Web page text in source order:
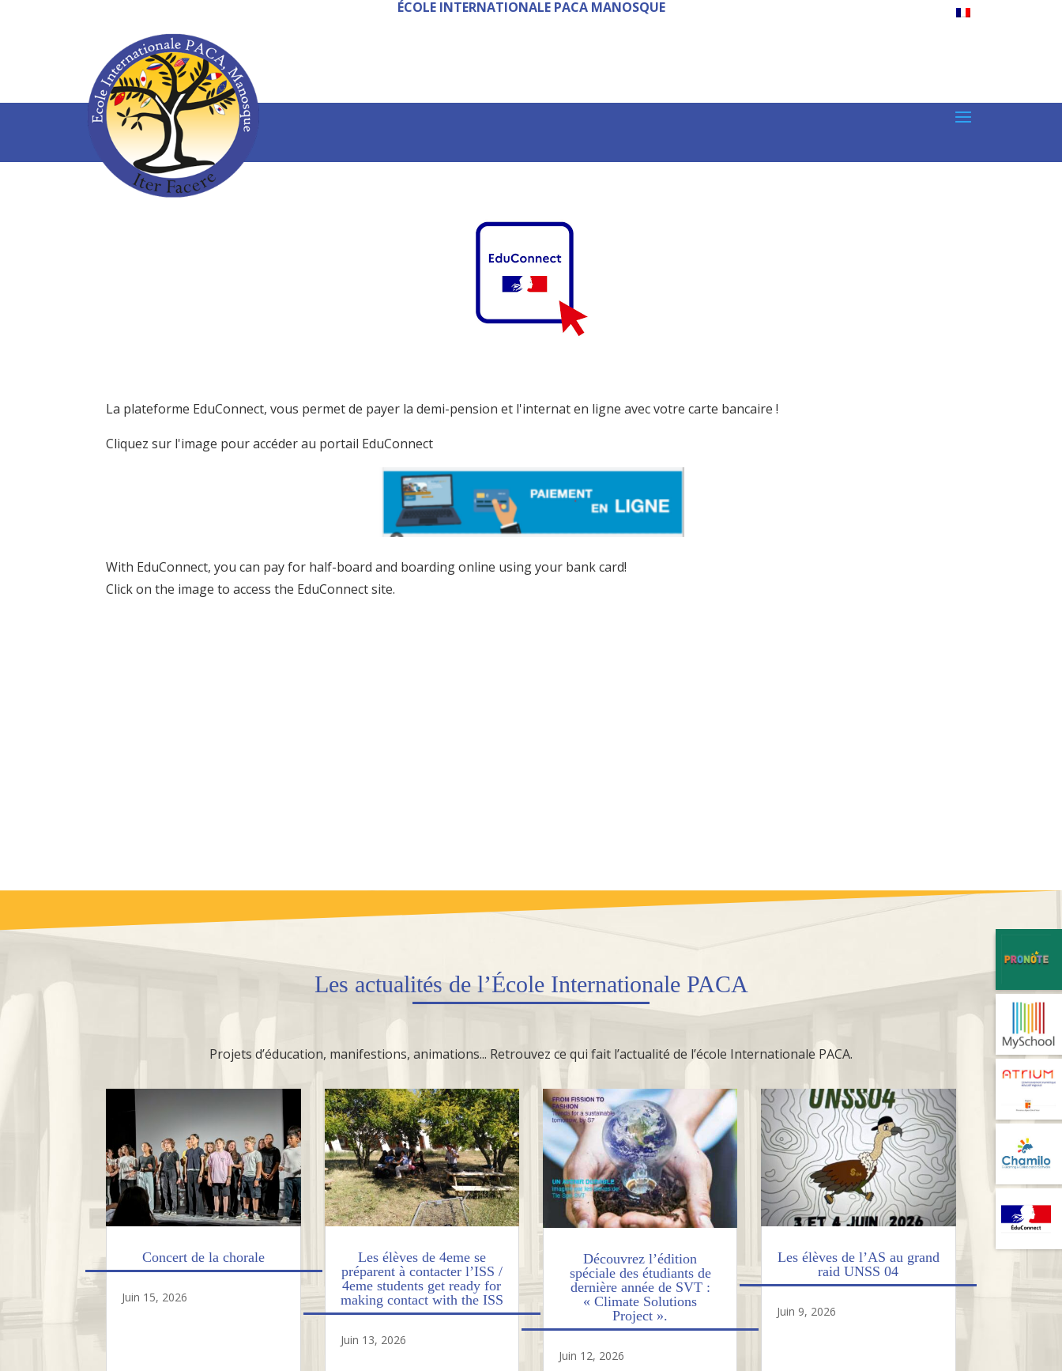
ÉCOLE INTERNATIONALE PACA MANOSQUE
La plateforme EduConnect, vous permet de payer la demi-pension et l'internat en ligne avec votre carte bancaire !
Cliquez sur l'image pour accéder au portail EduConnect
With EduConnect, you can pay for half-board and boarding online using your bank card!
Click on the image to access the EduConnect site.
Les actualités de l’École Internationale PACA
Projets d’éducation, manifestions, animations... Retrouvez ce qui fait l’actualité de l’école Internationale PACA.
Concert de la chorale
Juin 15, 2026
Les élèves de 4eme se
préparent à contacter l’ISS /
4eme students get ready for
making contact with the ISS
Juin 13, 2026
Découvrez l’édition
spéciale des étudiants de
dernière année de SVT :
« Climate Solutions
Project ».
Juin 12, 2026
Les élèves de l’AS au grand
raid UNSS 04
Juin 9, 2026